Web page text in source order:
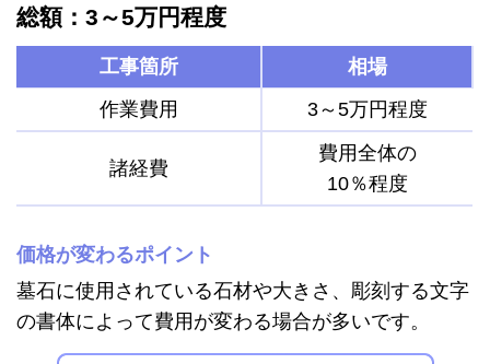
総額：3～5万円程度
工事箇所
相場
作業費用
3～5万円程度
諸経費
費用全体の
10％程度
価格が変わるポイント
墓石に使用されている石材や大きさ、彫刻する文字
の書体によって費用が変わる場合が多いです。